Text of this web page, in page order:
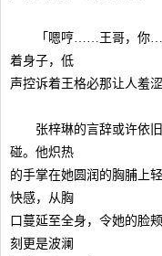
「嗯哼……王哥，你
着身子，低
声控诉着王格必那让人羞
张梓琳的言辞或许依旧
碰。他炽热
的手掌在她圆润的胸脯上
快感，从胸
口蔓延至全身，令她的脸
刻更是波澜